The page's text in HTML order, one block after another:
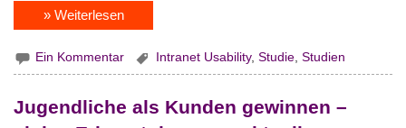
» Weiterlesen
Ein Kommentar Intranet Usability,Studie,Studien
Jugendliche als Kunden gewinnen –